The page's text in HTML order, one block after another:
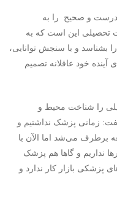
درست و صحیح را به
تحصیلی این است که به
و با سنجش توانایی،
خود عاقلانه تصمیم
را شناخت محیط و
‌زمانی پزشک نداشتیم و
برطرف می‌شد اما الآن با
نداریم و گاها هم پزشک
پزشکی بازار کار ندارد و